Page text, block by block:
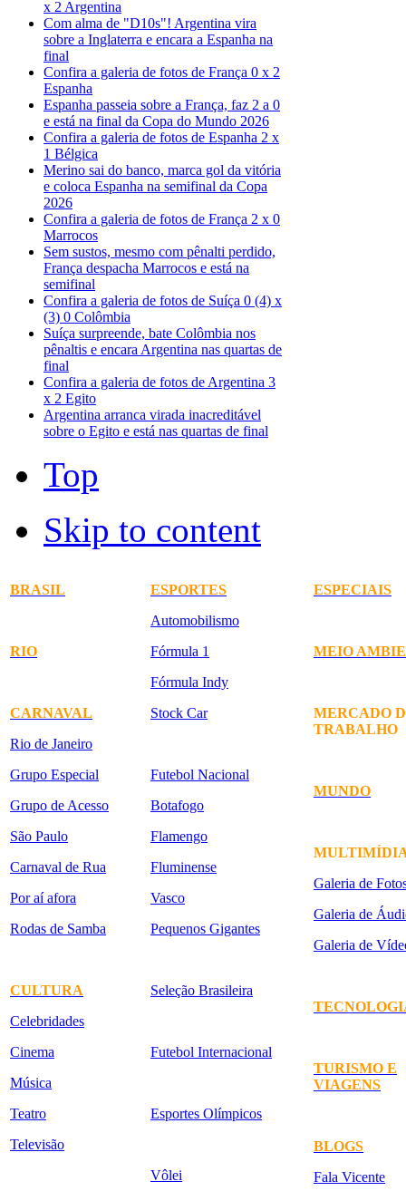
x 2 Argentina
Com alma de "D10s"! Argentina vira
sobre a Inglaterra e encara a Espanha na
final
Confira a galeria de fotos de França 0 x 2
Espanha
Espanha passeia sobre a França, faz 2 a 0
e está na final da Copa do Mundo 2026
Confira a galeria de fotos de Espanha 2 x
1 Bélgica
Merino sai do banco, marca gol da vitória
e coloca Espanha na semifinal da Copa
2026
Confira a galeria de fotos de França 2 x 0
Marrocos
Sem sustos, mesmo com pênalti perdido,
França despacha Marrocos e está na
semifinal
Confira a galeria de fotos de Suíça 0 (4) x
(3) 0 Colômbia
Suíça surpreende, bate Colômbia nos
pênaltis e encara Argentina nas quartas de
final
Confira a galeria de fotos de Argentina 3
x 2 Egito
Argentina arranca virada inacreditável
sobre o Egito e está nas quartas de final
Top
Skip to content
BRASIL
RIO
CARNAVAL
Rio de Janeiro
Grupo Especial
Grupo de Acesso
São Paulo
Carnaval de Rua
Por aí afora
Rodas de Samba
CULTURA
Celebridades
Cinema
Música
Teatro
Televisão
ESPORTES
Automobilismo
Fórmula 1
Fórmula Indy
Stock Car
Futebol Nacional
Botafogo
Flamengo
Fluminense
Vasco
Pequenos Gigantes
Seleção Brasileira
Futebol Internacional
Esportes Olímpicos
Vôlei
ESPECIAIS
MEIO
MERCADO
TRABALHO
MUNDO
Galeria de
Galeria de
Galeria de
TURISMO E
VIAGENS
BLOGS
Fala Vicente